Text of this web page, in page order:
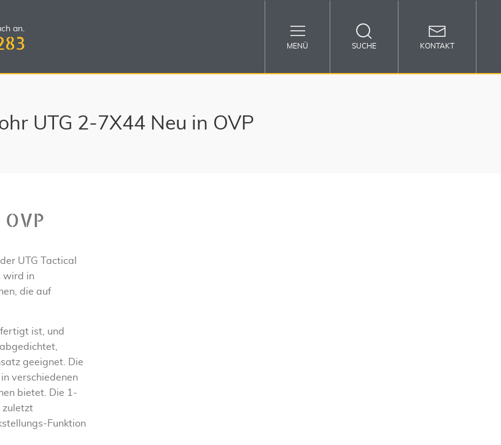
an.
MENÜ SUCHE KONTAKT
UTG 2-7X44 Neu in OVP
UTG Tactical
wird in
die auf
ist, und
geeignet. Die
verschiedenen
bietet. Die 1-
zuletzt
Funktion